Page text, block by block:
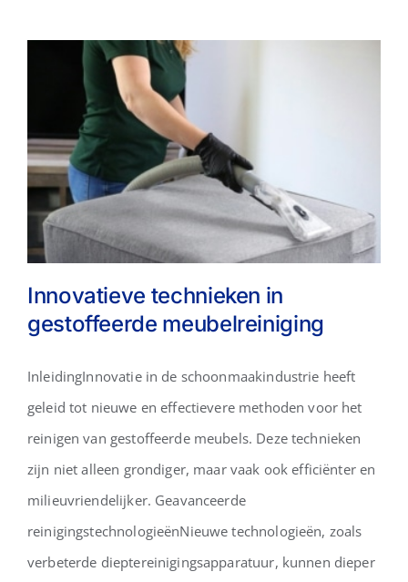
Innovatieve technieken in
gestoffeerde meubelreiniging
Innovatieve technieken in
gestoffeerde meubelreiniging
InleidingInnovatie in de schoonmaakindustrie heeft
geleid tot nieuwe en effectievere methoden voor het
reinigen van gestoffeerde meubels. Deze technieken
zijn niet alleen grondiger, maar vaak ook efficiënter en
milieuvriendelijker. Geavanceerde
reinigingstechnologieënNieuwe technologieën, zoals
verbeterde dieptereinigingsapparatuur, kunnen dieper